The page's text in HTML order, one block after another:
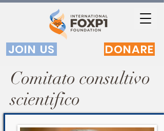
JOIN US DONARE
Comitato consultivo
scientifico